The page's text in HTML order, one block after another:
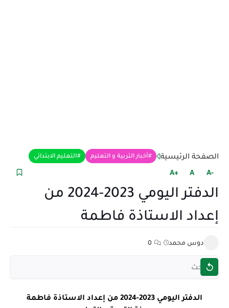
الصفحة الرئيسية أخبار التربية و التعليم التعليم الابتدائي
+A A -A
الدفتر اليومي 2023-2024 من
إعداد الاستاذة فاطمة
دوس محمد 0
الدفتر اليومي 2023-2024 من إعداد الاستاذة فاطمة